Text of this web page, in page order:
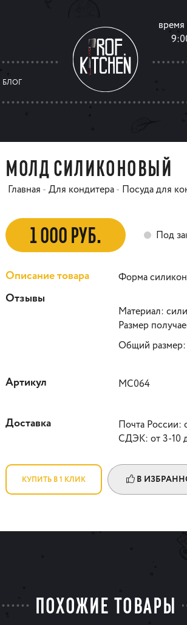
БЛОГ
МОЛД СИЛИКОНОВЫЙ
Главная - Для кондитера- Посуда для
1 000 РУБ. Под
Описание товара
Отзывы
Форма
Материал:
Размер
Общий размер:
Артикул МС064
Доставка
Почта России:
СДЭК: от 3-10
КУПИТЬ В 1 КЛИК В
ПОХОЖИЕ ТОВАРЫ